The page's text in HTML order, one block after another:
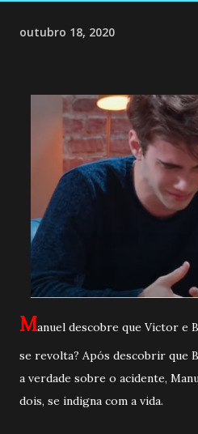
outubro 18, 2020
Manuel descobre que Victor e
se revolta? Após descobrir que
a verdade sobre o acidente,
dois, se indigna com a vida.